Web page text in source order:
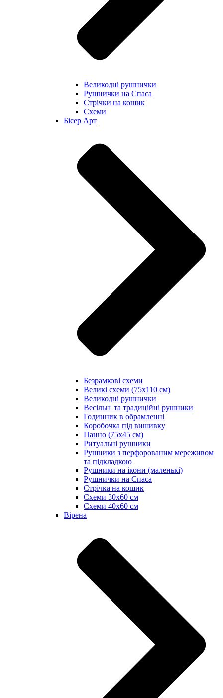
Великодні рушнички
Рушнички на Спаса
Стрічки на кошик
Схеми
Бісер Арт
Безрамкові схеми
Великі схеми (75х110 см)
Великодні рушнички
Весільні та традиційні рушники
Годинник в обрамленні
Коробочка під вишивку
Панно (75х45 см)
Ритуальні рушники
Рушники з перфорованим мереживом
та підкладкою
Рушники на ікони (маленькі)
Рушнички на Спаса
Стрічка на кошик
Схеми 30х60 см
Схеми 40х60 см
Вірена